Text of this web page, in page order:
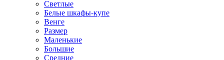
Светлые
Белые шкафы-купе
Венге
Размер
Маленькие
Большие
Средние